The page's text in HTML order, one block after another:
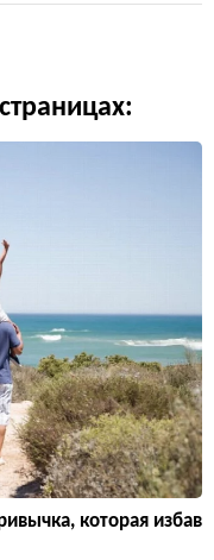
которая избав